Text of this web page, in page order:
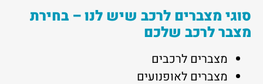
סוגי מצברים לרכב שיש לנו – בחירת
מצבר לרכב שלכם
מצברים לרכבים
מצברים לאופנועים